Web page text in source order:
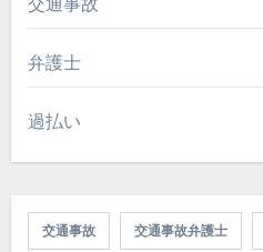
交通事故
弁護士
過払い
交通事故 交通事故弁護士